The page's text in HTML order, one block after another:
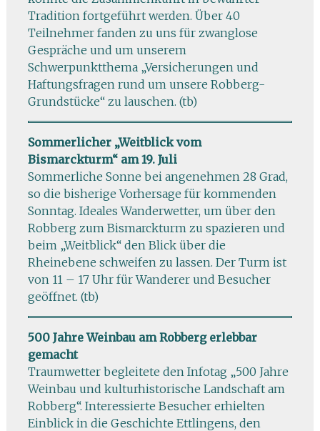
Tradition fortgeführt werden. Über 40
Teilnehmer fanden zu uns für zwanglose
Gespräche und um unserem
Schwerpunktthema „Versicherungen und
Haftungsfragen rund um unsere Robberg-
Grundstücke“ zu lauschen. (tb)
Sommerlicher „Weitblick vom
Bismarckturm“ am 19. Juli
Sommerliche Sonne bei angenehmen 28 Grad,
so die bisherige Vorhersage für kommenden
Sonntag. Ideales Wanderwetter, um über den
Robberg zum Bismarckturm zu spazieren und
beim „Weitblick“ den Blick über die
Rheinebene schweifen zu lassen. Der Turm ist
von 11 – 17 Uhr für Wanderer und Besucher
geöffnet. (tb)
500 Jahre Weinbau am Robberg erlebbar
gemacht
Traumwetter begleitete den Infotag „500 Jahre
Weinbau und kulturhistorische Landschaft am
Robberg“. Interessierte Besucher erhielten
Einblick in die Geschichte Ettlingens, den